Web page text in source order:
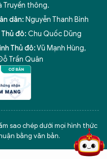
Truyền thông.
dân: Nguyễn Thanh Bình
đô: Chu Quốc Dũng
Thủ đô:Vũ Mạnh Hùng,
Trần Quân
sao chép dưới mọi hình thức
bằng văn bản.
giải pháp xử lý điểm nghẽn của